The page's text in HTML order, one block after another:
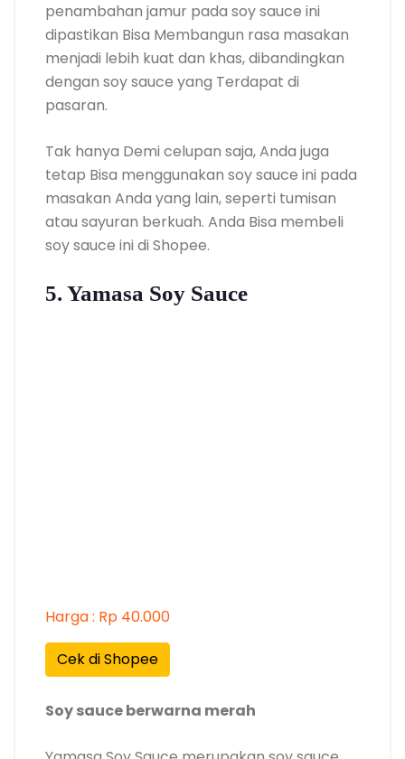
penambahan jamur pada soy sauce ini
dipastikan Bisa Membangun rasa masakan
menjadi lebih kuat dan khas, dibandingkan
dengan soy sauce yang Terdapat di
pasaran.
Tak hanya Demi celupan saja, Anda juga
tetap Bisa menggunakan soy sauce ini pada
masakan Anda yang lain, seperti tumisan
atau sayuran berkuah. Anda Bisa membeli
soy sauce ini di Shopee.
5. Yamasa Soy Sauce
Harga : Rp 40.000
Cek di Shopee
Soy sauce berwarna merah